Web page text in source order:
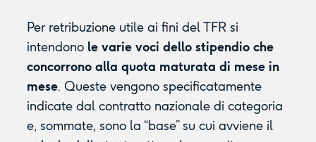
Per retribuzione utile ai fini del TFR si
intendono le varie voci dello stipendio che
concorrono alla quota maturata di mese in
mese. Queste vengono specificatamente
indicate dal contratto nazionale di categoria
e, sommate, sono la “base” su cui avviene il